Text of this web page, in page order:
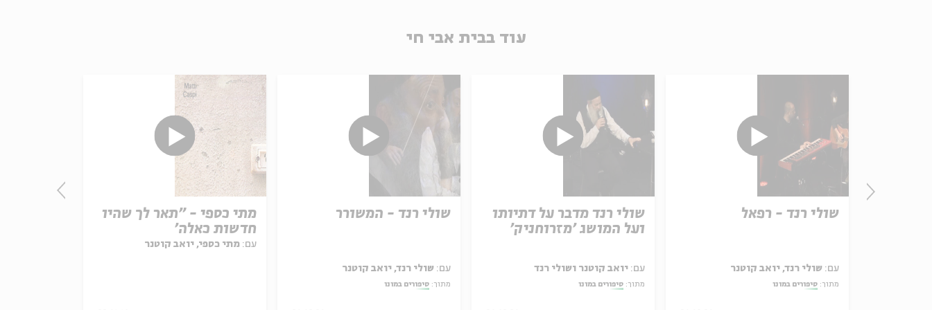
עוד בבית אבי חי
מתי כספי - "תאר לך שהיו
חדשות כאלה'
עם: מתי כספי, יואב קוטנר
שולי רנד - המשורר
עם: שולי רנד, יואב קוטנר
מתוך: סיפורים במונו
שולי רנד מדבר על דתיותו
ועל המושג 'מזרוחניק'
עם: יואב קוטנר ושולי רנד
מתוך: סיפורים במונו
שולי רנד - רפאל
עם: שולי רנד, יואב קוטנר
מתוך: סיפורים במונו